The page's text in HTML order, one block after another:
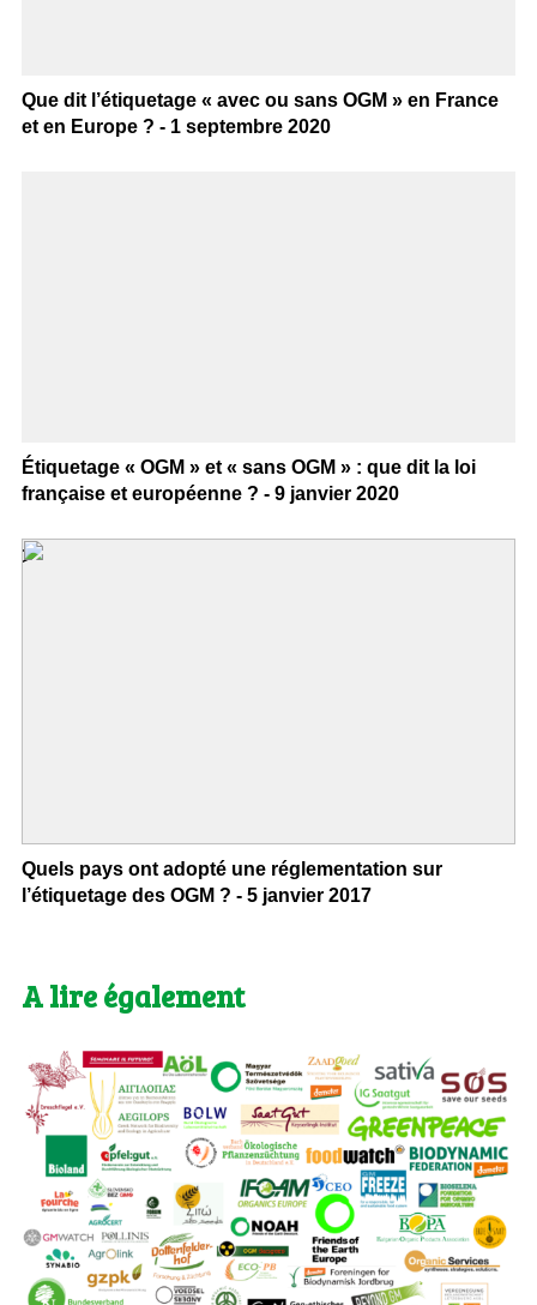
Que dit l’étiquetage « avec ou sans OGM » en France
et en Europe ? - 1 septembre 2020
Étiquetage « OGM » et « sans OGM » : que dit la loi
française et européenne ? - 9 janvier 2020
>
Quels pays ont adopté une réglementation sur
l’étiquetage des OGM ? - 5 janvier 2017
A lire également